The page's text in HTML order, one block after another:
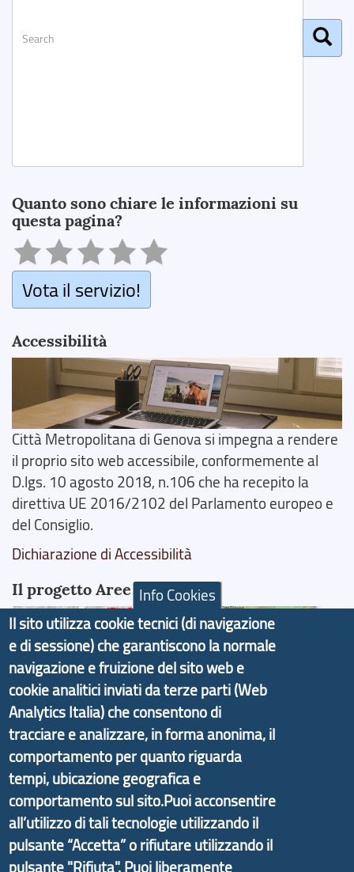
Quanto sono chiare le informazioni su
questa pagina?
Vota il servizio!
Accessibilità
Città Metropolitana di Genova si impegna a rendere
il proprio sito web accessibile, conformemente al
D.lgs. 10 agosto 2018, n.106 che ha recepito la
direttiva UE 2016/2102 del Parlamento europeo e
del Consiglio.
Dichiarazione di Accessibilità
Il progetto Aree Interne
Il portale di marketing territoriale e sviluppo locale
di Genova Città Metropolitana si è sviluppato a
partire dal progetto nazionale Aree Interne
promosso dal Dipartimento per lo Sviluppo
Economico e finalizzato al rilancio socio-economico
delle valli dell’entroterra. In particolare fornisce
informazioni ed aggiornamenti sullaStrategia
d'Area Antola-Tigullio, in collaborazione con Regione
Liguria ed ANCI Liguria.
Info Cookies
Il sito utilizza cookie tecnici (di navigazione
e di sessione) che garantiscono la normale
navigazione e fruizione del sito web e
cookie analitici inviati da terze parti (Web
Analytics Italia) che consentono di
tracciare e analizzare, in forma anonima, il
comportamento per quanto riguarda
tempi, ubicazione geografica e
comportamento sul sito.Puoi acconsentire
all’utilizzo di tali tecnologie utilizzando il
pulsante “Accetta” o rifiutare utilizzando il
pulsante "Rifiuta". Puoi liberamente